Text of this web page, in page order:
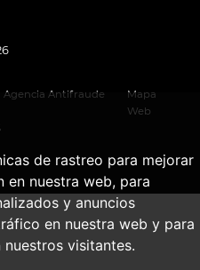
de rastreo para mejorar
en nuestra web, para
y anuncios
en nuestra web y para
visitantes.
Agencia Antifraude
Mapa
Web